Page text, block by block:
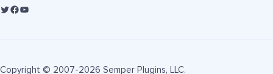
Copyright © 2007-2026 Semper Plugins, LLC.